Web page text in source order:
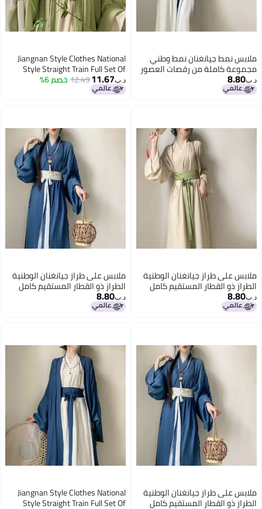
ملابس نمط جيانغنان نمط وطني
مجموعة كاملة من رقصات العصور
القديمة هانفو محسنة أسلوب وي
جين قميص بأكمام كبيرة مجموعة
د.ب‏8.80
Jiangnan Style Clothes National
Style Straight Train Full Set Of
Antique Dance Improved Hanfu
Female Wei Jin Style Big Sleeve
د.ب‏11.67
12.49خصم 6%
ملابس على طراز جيانغنان الوطنية
الطراز ذو القطار المستقيم كامل
الطقم من الرقص العتيق هانفو
النسائي المحسن على طراز وي جين
د.ب‏8.80
ملابس على طراز جيانغنان الوطنية
الطراز ذو القطار المستقيم كامل
الطقم من الرقص العتيق هانفو
النسائي المحسن على طراز وي جين
د.ب‏8.80
ملابس على طراز جيانغنان الوطنية
الطراز ذو القطار المستقيم كامل
Jiangnan Style Clothes National
Style Straight Train Full Set Of